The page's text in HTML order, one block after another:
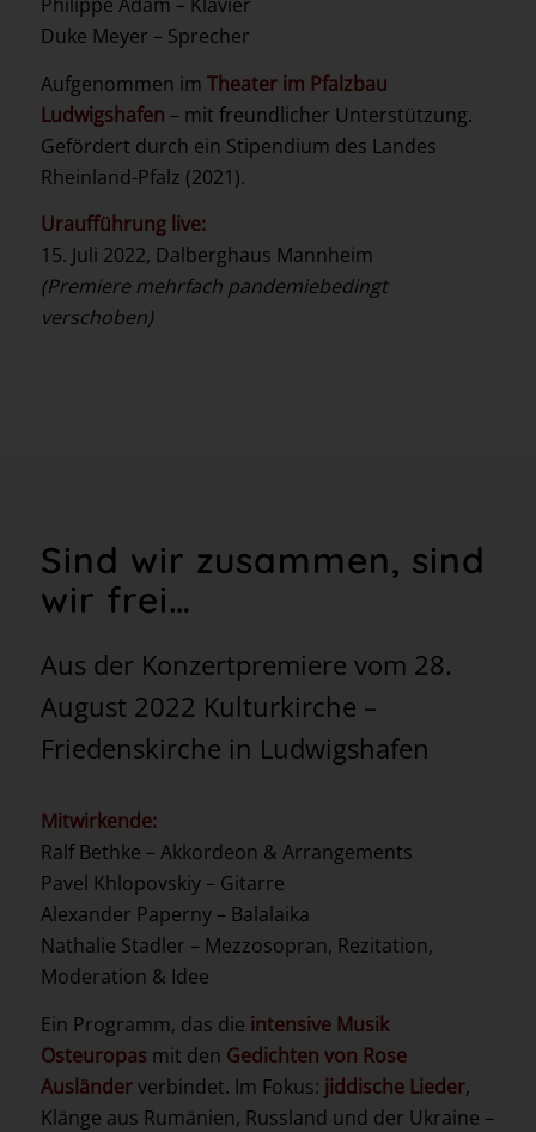
Duke Meyer – Sprecher
Aufgenommen im Theater im Pfalzbau
Ludwigshafen – mit freundlicher Unterstützung.
Gefördert durch ein Stipendium des Landes
Rheinland-Pfalz (2021).
Uraufführung live:
15. Juli 2022, Dalberghaus Mannheim
(Premiere mehrfach pandemiebedingt
verschoben)
Sind wir zusammen, sind
wir frei…
Aus der Konzertpremiere vom 28.
August 2022 Kulturkirche –
Friedenskirche in Ludwigshafen
Mitwirkende:
Ralf Bethke – Akkordeon & Arrangements
Pavel Khlopovskiy – Gitarre
Alexander Paperny – Balalaika
Nathalie Stadler – Mezzosopran, Rezitation,
Moderation & Idee
Ein Programm, das die intensive Musik
Osteuropasmit den Gedichten von Rose
Ausländerverbindet. Im Fokus: jiddische Lieder,
Klänge aus Rumänien, Russland und der Ukraine –